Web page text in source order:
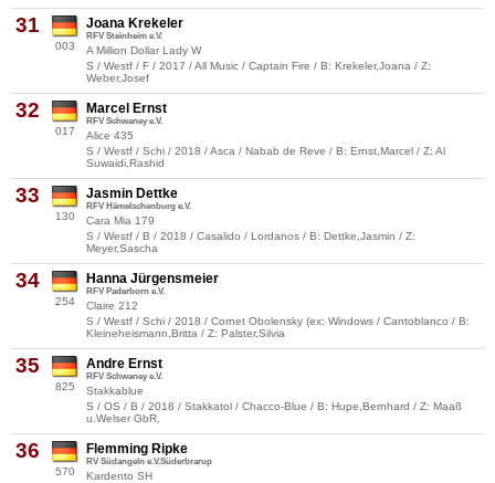
31
003
Joana Krekeler
RFV Steinheim e.V.
A Million Dollar Lady W
S / Westf / F / 2017 / All Music / Captain Fire / B: Krekeler,Joana / Z:
Weber,Josef
32
017
Marcel Ernst
RFV Schwaney e.V.
Alice 435
S / Westf / Schi / 2018 / Asca / Nabab de Reve / B: Ernst,Marcel / Z: Al
Suwaidi,Rashid
33
130
Jasmin Dettke
RFV Hämelschenburg e.V.
Cara Mia 179
S / Westf / B / 2018 / Casalido / Lordanos / B: Dettke,Jasmin / Z:
Meyer,Sascha
34
254
Hanna Jürgensmeier
RFV Paderborn e.V.
Claire 212
S / Westf / Schi / 2018 / Cornet Obolensky (ex: Windows / Cantoblanco / B:
Kleineheismann,Britta / Z: Palster,Silvia
35
825
Andre Ernst
RFV Schwaney e.V.
Stakkablue
S / OS / B / 2018 / Stakkatol / Chacco-Blue / B: Hupe,Bernhard / Z: Maaß
u.Welser GbR,
36
570
Flemming Ripke
RV Südangeln e.V.Süderbrarup
Kardento SH